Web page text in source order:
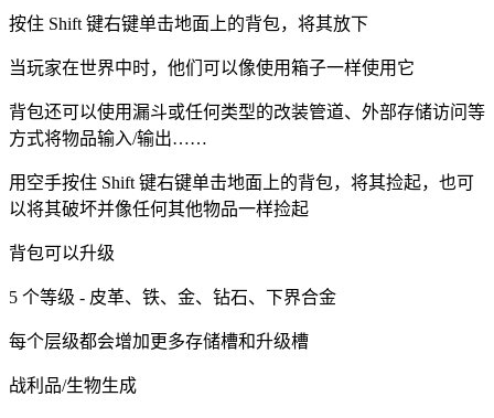
按住 Shift 键右键单击地面上的背包，将其放下
当玩家在世界中时，他们可以像使用箱子一样使用它
背包还可以使用漏斗或任何类型的改装管道、外部存储访问等
方式将物品输入/输出……
用空手按住 Shift 键右键单击地面上的背包，将其捡起，也可
以将其破坏并像任何其他物品一样捡起
背包可以升级
5 个等级 - 皮革、铁、金、钻石、下界合金
每个层级都会增加更多存储槽和升级槽
战利品/生物生成